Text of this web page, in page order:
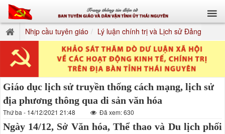
Nhịp cầu tuyên giáo Lý luận chính trị và Lịch sử Đảng
Giáo dục lịch sử truyền thống cách mạng, lịch sử
địa phương thông qua di sản văn hóa
Thứ ba - 14/12/2021 21:48 Đã xem: 630
Ngày 14/12, Sở Văn hóa, Thể thao và Du lịch phối